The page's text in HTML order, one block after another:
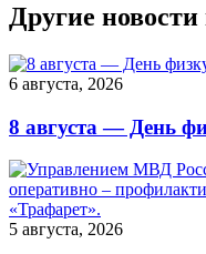
Другие новости
6 августа, 2026
8 августа — День
5 августа, 2026